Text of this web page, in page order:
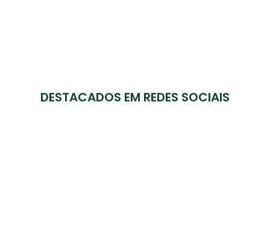
DESTACADOS EM REDES SOCIAIS